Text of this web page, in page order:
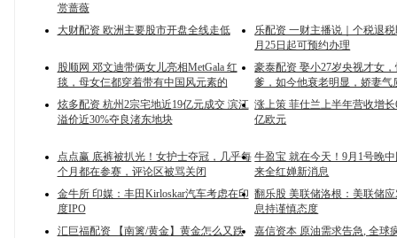
赏蔷薇
大财配资 欧洲主要股市开盘全线走低
乐配资 一财主播说｜个税退
月25日起可预约办理
股顺网 邓文迪带俩女儿亮相MetGala 红
毯，母女仨都穿着带有中国风元素的
豪泰配资 娶小27岁央视才女
爹，如今他衰老明显，娇妻气
炫多配资 杭州2宗宅地近19亿元成交 滨江
溢价近30%夺良渚东地块
涨上策 菲仕兰上半年营收增长
亿欧元
点点赢 底裤被扒光！女护士夺冠，几乎每
个月都在参赛，评论区被骂关闭
牛盈宝 就在今天！9月1号晚
来全红婵新消息
金牛所 印媒：丰田Kirloskar汽车考虑在印
度IPO
翻乐股 美联储洛根：美联储
息持谨慎态度
汇巨福配资 【南篱/黄金】黄金怎么又跌
嘉信资本 原油需求告急, 全球